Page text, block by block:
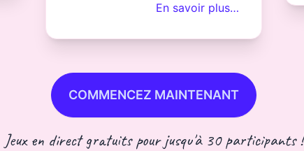
En savoir plus…
COMMENCEZ MAINTENANT
Jeux en direct gratuits pour jusqu'à 30 participants !